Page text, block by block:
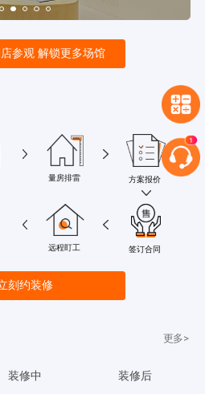
参观 解锁更多场馆
量房排雷 方案报价
远程盯工 签订合同
刻约装修
更多>
装修中 装修后